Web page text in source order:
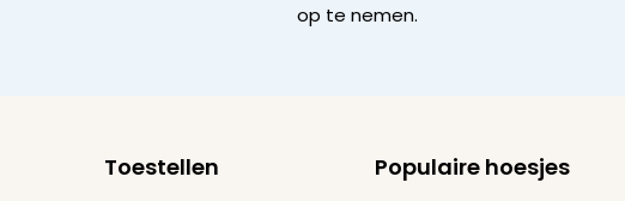
op te nemen.
Toestellen Populaire hoesjes